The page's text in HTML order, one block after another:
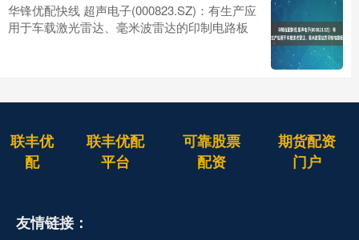
华锋优配快线 超声电子(000823.SZ)：有生产应
用于车载激光雷达、毫米波雷达的印制电路板
联丰优
配
联丰优配
平台
可靠股票
配资
期货配资
门户
友情链接：